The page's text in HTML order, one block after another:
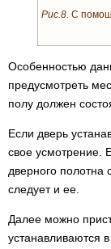
Рис.8. С
Особенностью
предусмотреть
полу должен
Если дверь
свое усмотрение.
дверного полотна
следует и ее.
Далее можно
устанавливаются